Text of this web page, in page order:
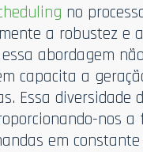
no
a robustez e
abordagem
capacita a
Essa diversidade
nos
em